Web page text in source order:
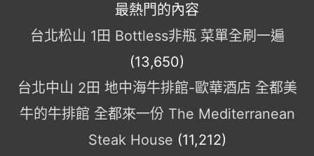
最熱門的內容
台北松山 1田 Bottless非瓶 菜單全刷一遍
(13,650)
台北中山 2田 地中海牛排館-歐華酒店 全都美
牛的牛排館 全都來一份 The Mediterranean
Steak House (11,212)